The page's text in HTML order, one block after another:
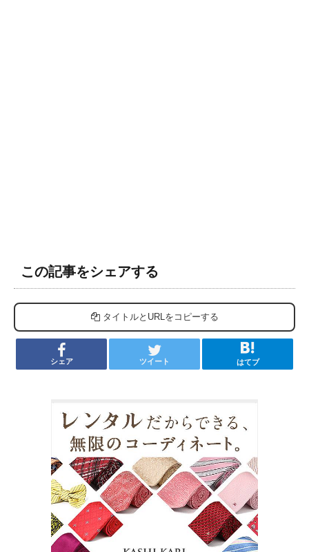
この記事をシェアする
タイトルとURLをコピーする
シェア ツイート はてブ